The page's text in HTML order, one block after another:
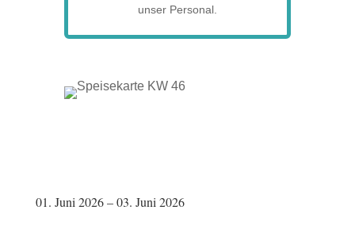
unser Personal.
01. Juni 2026 – 03. Juni 2026